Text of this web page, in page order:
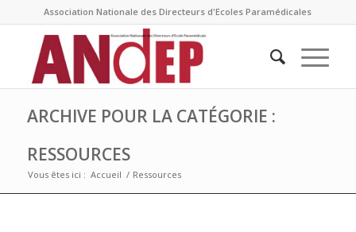
Association Nationale des Directeurs d'Ecoles Paramédicales
ARCHIVE POUR LA CATÉGORIE :
RESSOURCES
Vous êtes ici : Accueil / Ressources